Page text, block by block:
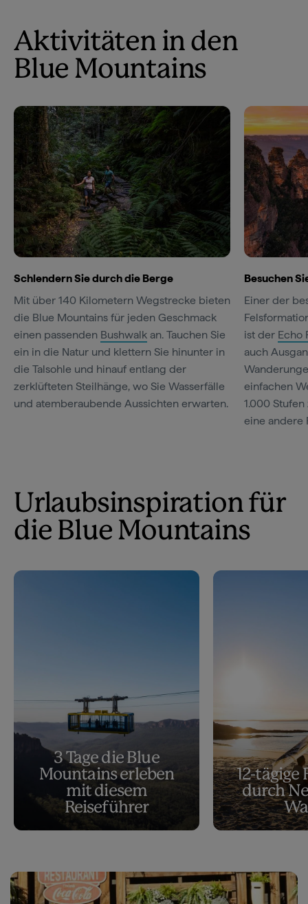
Aktivitäten in den
Blue Mountains
Schlendern Sie durch die Berge
Mit über 140 Kilometern Wegstrecke bieten
die Blue Mountains für jeden Geschmack
einen passenden Bushwalk an. Tauchen Sie
ein in die Natur und klettern Sie hinunter in
die Talsohle und hinauf entlang der
zerklüfteten Steilhänge, wo Sie Wasserfälle
und atemberaubende Aussichten erwarten.
Besuchen
Einer der
ist der Echo
auch
einfachen
1.000
eine andere
Urlaubsinspiration für
die Blue Mountains
3 Tage die Blue
Mountains erleben
mit diesem
Reiseführer
12-tägige
durch